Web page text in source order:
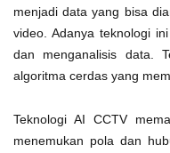
menjadi data yang bisa
video. Adanya teknologi
dan menganalisis data.
algoritma cerdas yang
Teknologi AI CCTV
menemukan pola dan